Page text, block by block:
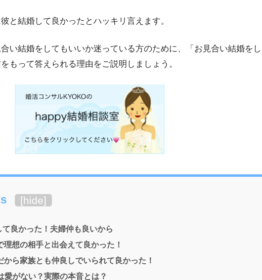
と結婚して良かったとハッキリ言えます。
い結婚をしてもいいか迷っている方のために、「お見合い結婚をし
もって答えられる理由をご説明しましょう。
[hide]
良かった！夫婦仲も良いから
理想の相手と出会えて良かった！
から家族とも仲良しでいられて良かった！
愛がない？実際の本音とは？